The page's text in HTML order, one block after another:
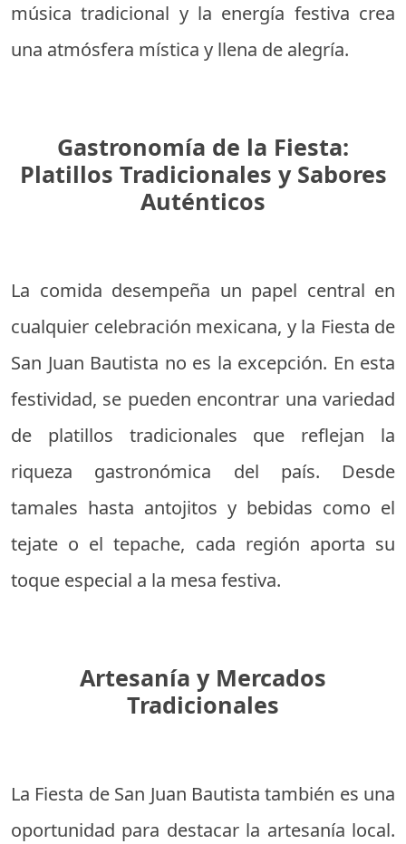
música tradicional y la energía festiva crea
una atmósfera mística y llena de alegría.
Gastronomía de la Fiesta:
Platillos Tradicionales y Sabores
Auténticos
La comida desempeña un papel central en
cualquier celebración mexicana, y la Fiesta de
San Juan Bautista no es la excepción. En esta
festividad, se pueden encontrar una variedad
de platillos tradicionales que reflejan la
riqueza gastronómica del país. Desde
tamales hasta antojitos y bebidas como el
tejate o el tepache, cada región aporta su
toque especial a la mesa festiva.
Artesanía y Mercados
Tradicionales
La Fiesta de San Juan Bautista también es una
oportunidad para destacar la artesanía local.